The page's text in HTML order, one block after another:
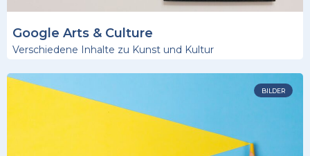
Google Arts & Culture
Verschiedene Inhalte zu Kunst und Kultur
BILDER